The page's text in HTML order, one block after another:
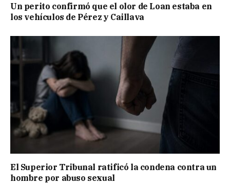
Un perito confirmó que el olor de Loan estaba en
los vehículos de Pérez y Caillava
El Superior Tribunal ratificó la condena contra un
hombre por abuso sexual